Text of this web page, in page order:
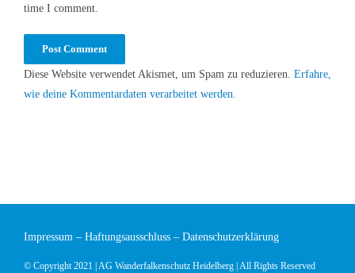
time I comment.
Diese Website verwendet Akismet, um Spam zu reduzieren. Erfahre,
wie deine Kommentardaten verarbeitet werden.
Impressum – Haftungsausschluss – Datenschutzerklärung
© Copyright 2021 | AG Wanderfalkenschutz Heidelberg | All Rights Reserved